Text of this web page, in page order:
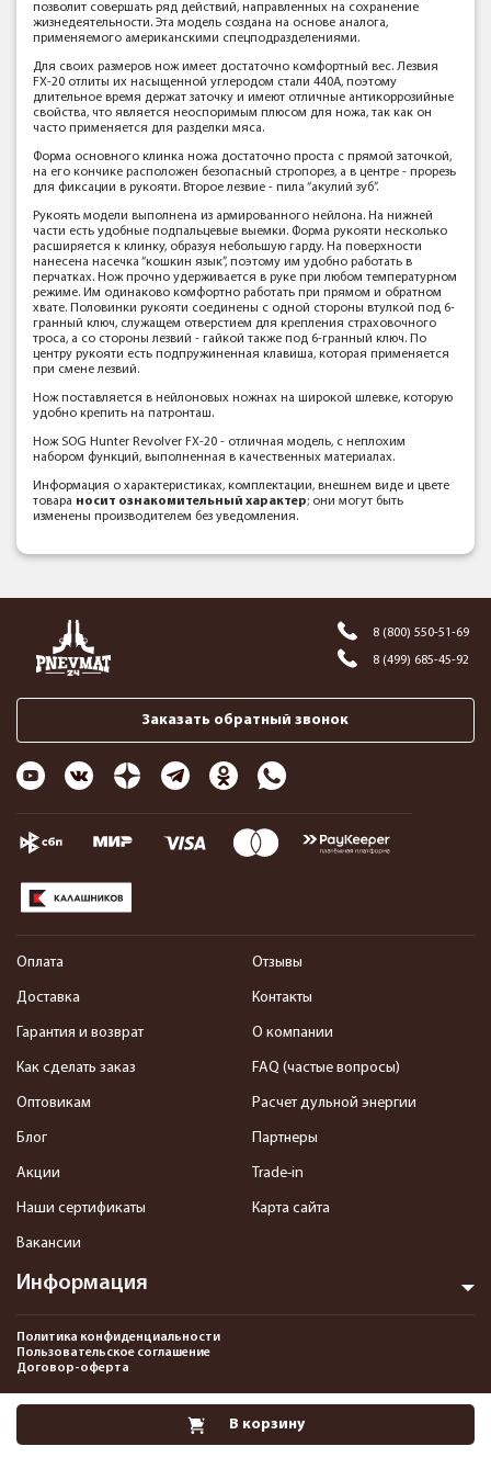
В корзину
позволит совершать ряд действий, направленных на сохранение
жизнедеятельности. Эта модель создана на основе аналога,
применяемого американскими спецподразделениями.
Для своих размеров нож имеет достаточно комфортный вес. Лезвия
FX-20 отлиты их насыщенной углеродом стали 440А, поэтому
длительное время держат заточку и имеют отличные антикоррозийные
свойства, что является неоспоримым плюсом для ножа, так как он
часто применяется для разделки мяса.
Форма основного клинка ножа достаточно проста с прямой заточкой,
на его кончике расположен безопасный стропорез, а в центре - прорезь
для фиксации в рукояти. Второе лезвие - пила “акулий зуб”.
Рукоять модели выполнена из армированного нейлона. На нижней
части есть удобные подпальцевые выемки. Форма рукояти несколько
расширяется к клинку, образуя небольшую гарду. На поверхности
нанесена насечка “кошкин язык”, поэтому им удобно работать в
перчатках. Нож прочно удерживается в руке при любом температурном
режиме. Им одинаково комфортно работать при прямом и обратном
хвате. Половинки рукояти соединены с одной стороны втулкой под 6-
гранный ключ, служащем отверстием для крепления страховочного
троса, а со стороны лезвий - гайкой также под 6-гранный ключ. По
центру рукояти есть подпружиненная клавиша, которая применяется
при смене лезвий.
Нож поставляется в нейлоновых ножнах на широкой шлевке, которую
удобно крепить на патронташ.
Нож SOG Hunter Revolver FX-20 - отличная модель, с неплохим
набором функций, выполненная в качественных материалах.
Информация о характеристиках, комплектации, внешнем виде и цвете
товара носит ознакомительный характер; они могут быть
изменены производителем без уведомления.
8 (800) 550-51-69
8 (499) 685-45-92
Заказать обратный звонок
Информация
Оплата
Доставка
Гарантия и возврат
Как сделать заказ
Оптовикам
Блог
Акции
Наши сертификаты
Вакансии
Отзывы
Контакты
О компании
FAQ (частые вопросы)
Расчет дульной энергии
Партнеры
Trade-in
Карта сайта
Политика конфиденциальности
Пользовательское соглашение
Договор-оферта
2013-2026 Интернет-магазин пневматики, страйкбола и снаряжения–
Pnevmat24.ru. Все права защищены.©